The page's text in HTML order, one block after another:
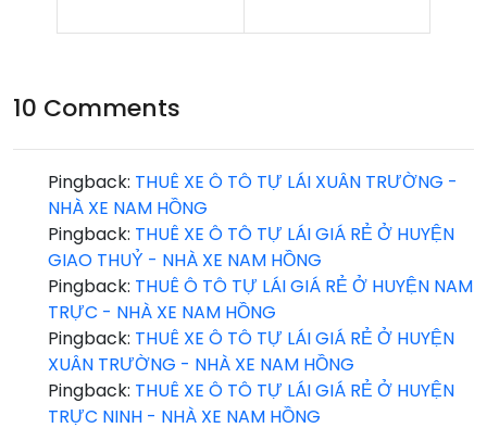
NIN
H
HU
N
HẢI
HẬ
U
10 Comments
Pingback: THUÊ XE Ô TÔ TỰ LÁI XUÂN TRƯỜNG -
NHÀ XE NAM HỒNG
Pingback: THUÊ XE Ô TÔ TỰ LÁI GIÁ RẺ Ở HUYỆN
GIAO THUỶ - NHÀ XE NAM HỒNG
Pingback: THUÊ Ô TÔ TỰ LÁI GIÁ RẺ Ở HUYỆN NAM
TRỰC - NHÀ XE NAM HỒNG
Pingback: THUÊ XE Ô TÔ TỰ LÁI GIÁ RẺ Ở HUYỆN
XUÂN TRƯỜNG - NHÀ XE NAM HỒNG
Pingback: THUÊ XE Ô TÔ TỰ LÁI GIÁ RẺ Ở HUYỆN
TRỰC NINH - NHÀ XE NAM HỒNG